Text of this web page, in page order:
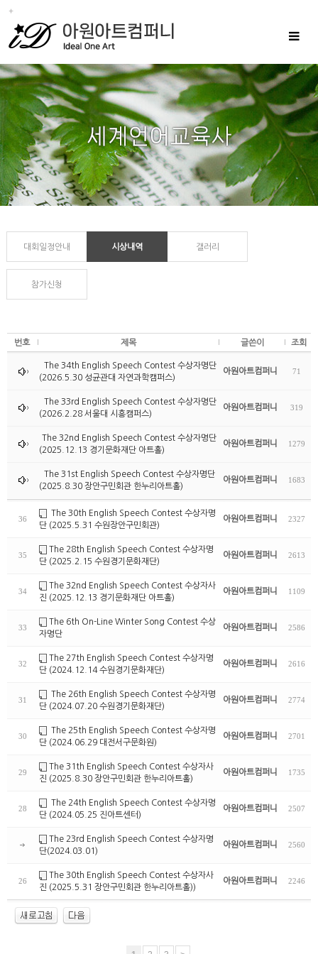
Toggle
대회일정안내 시상내역 갤러리
참가신청
번호 제목 글쓴이 조회
The 34th English Speech Contest 수상자명단
(2026.5.30 성균관대 자연과학캠퍼스)
아원아트컴퍼니 71
The 33rd English Speech Contest 수상자명단
(2026.2.28 서울대 시흥캠퍼스)
아원아트컴퍼니 319
The 32nd English Speech Contest 수상자명단
(2025.12.13 경기문화재단 아트홀)
아원아트컴퍼니 1279
The 31st English Speech Contest 수상자명단
(2025.8.30 장안구민회관 한누리아트홀)
아원아트컴퍼니 1683
36
The 30th English Speech Contest 수상자명
단 (2025.5.31 수원장안구민회관)
아원아트컴퍼니 2327
35
The 28th English Speech Contest 수상자명
단 (2025.2.15 수원경기문화재단)
아원아트컴퍼니 2613
34
The 32nd English Speech Contest 수상자사
진 (2025.12.13 경기문화재단 아트홀)
아원아트컴퍼니 1109
33
The 6th On-Line Winter Song Contest 수상
자명단
아원아트컴퍼니 2586
32
The 27th English Speech Contest 수상자명
단 (2024.12.14 수원경기문화재단)
아원아트컴퍼니 2616
31
The 26th English Speech Contest 수상자명
단 (2024.07.20 수원경기문화재단)
아원아트컴퍼니 2774
30
The 25th English Speech Contest 수상자명
단 (2024.06.29 대전서구문화원)
아원아트컴퍼니 2701
29
The 31th English Speech Contest 수상자사
진 (2025.8.30 장안구민회관 한누리아트홀)
아원아트컴퍼니 1735
28
The 24th English Speech Contest 수상자명
단 (2024.05.25 진아트센터)
아원아트컴퍼니 2507
The 23rd English Speech Contest 수상자명
단(2024.03.01)
아원아트컴퍼니 2560
26
The 30th English Speech Contest 수상자사
진 (2025.5.31 장안구민회관 한누리아트홀))
아원아트컴퍼니 2246